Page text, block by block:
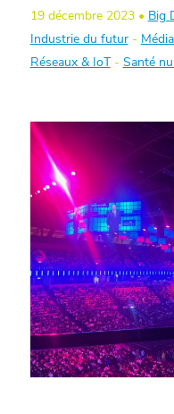
19 décembre 2023 • Big
Industrie du futur-
Réseaux & IoT- Santé